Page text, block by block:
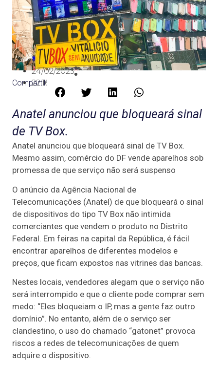
24/02/2023
22:16
Compartilhe:
Anatel anunciou que bloqueará sinal
de TV Box.
Anatel anunciou que bloqueará sinal de TV Box.
Mesmo assim, comércio do DF vende aparelhos sob
promessa de que serviço não será suspenso
O anúncio da Agência Nacional de
Telecomunicações (Anatel) de que bloqueará o sinal
de dispositivos do tipo TV Box não intimida
comerciantes que vendem o produto no Distrito
Federal. Em feiras na capital da República, é fácil
encontrar aparelhos de diferentes modelos e
preços, que ficam expostos nas vitrines das bancas.
Nestes locais, vendedores alegam que o serviço não
será interrompido e que o cliente pode comprar sem
medo: “Eles bloqueiam o IP, mas a gente faz outro
domínio”. No entanto, além de o serviço ser
clandestino, o uso do chamado “gatonet” provoca
riscos a redes de telecomunicações de quem
adquire o dispositivo.